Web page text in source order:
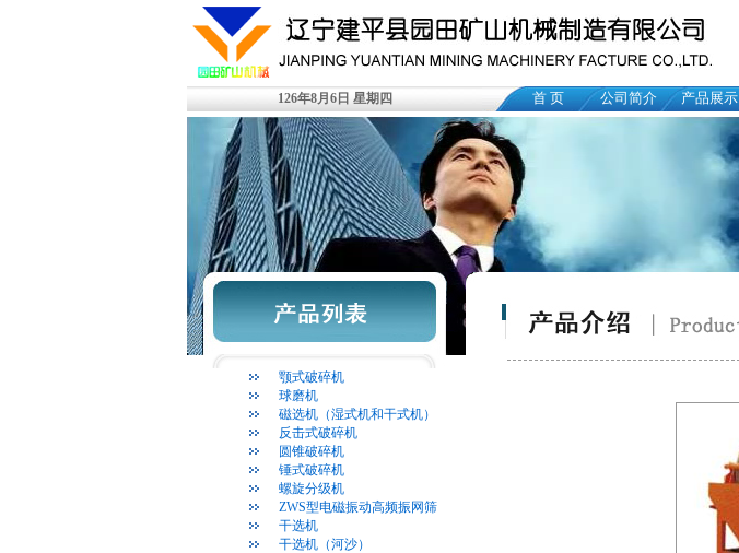
126年8月6日 星期四 首 页 公司简介 产品展示
颚式破碎机
球磨机
磁选机（湿式机和干式机）
反击式破碎机
圆锥破碎机
锤式破碎机
螺旋分级机
ZWS型电磁振动高频振网筛
干选机
干选机（河沙）